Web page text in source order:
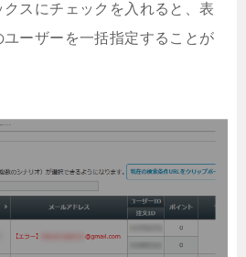
クスにチェックを入れると、表
ーザーを一括指定することが